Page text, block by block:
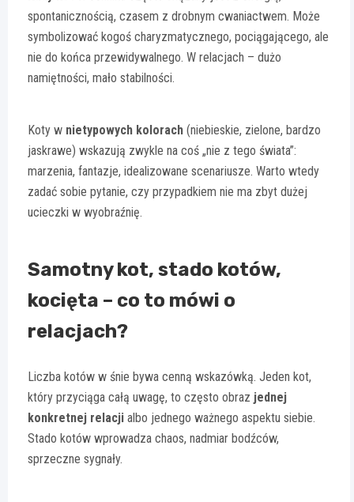
spontanicznością, czasem z drobnym cwaniactwem. Może
symbolizować kogoś charyzmatycznego, pociągającego, ale
nie do końca przewidywalnego. W relacjach – dużo
namiętności, mało stabilności.
Koty w nietypowych kolorach (niebieskie, zielone, bardzo
jaskrawe) wskazują zwykle na coś „nie z tego świata”:
marzenia, fantazje, idealizowane scenariusze. Warto wtedy
zadać sobie pytanie, czy przypadkiem nie ma zbyt dużej
ucieczki w wyobraźnię.
Samotny kot, stado kotów,
kocięta – co to mówi o
relacjach?
Liczba kotów w śnie bywa cenną wskazówką. Jeden kot,
który przyciąga całą uwagę, to często obraz jednej
konkretnej relacji albo jednego ważnego aspektu siebie.
Stado kotów wprowadza chaos, nadmiar bodźców,
sprzeczne sygnały.